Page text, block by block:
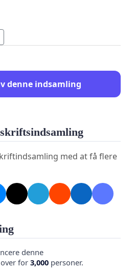
denne indsamling
med at få flere
denne
for 3,000 personer.